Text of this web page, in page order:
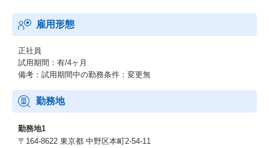
認証）
・東京都『心のバリアフリー』好事例企業 認定(2023)
・『DX認定』取得(2022)
・ハラスメント撲滅宣言(2020/4～)
※他受賞情報は以下もご参考ください。
https://www.leopalace21.co.jp/sustainability/external-evaluation/ind
ex.html
雇用形態
正社員
試用期間：有/4ヶ月
備考：試用期間中の勤務条件：変更無
勤務地
勤務地1
〒164-8622 東京都 中野区本町2-54-11